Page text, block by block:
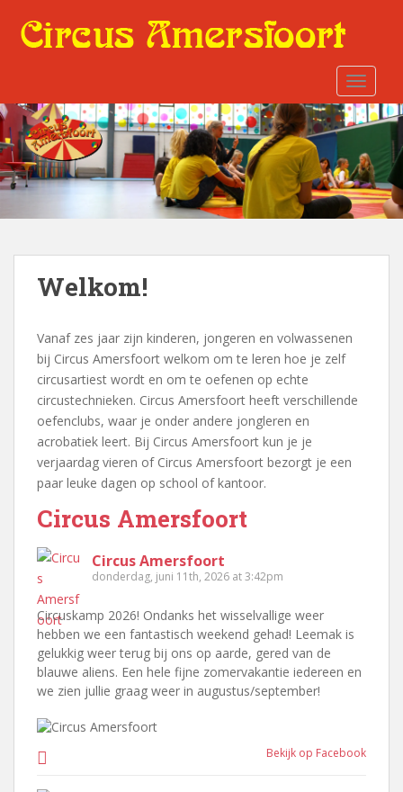
o
m
a
i
n
c
Welkom!
Vanaf zes jaar zijn kinderen, jongeren en volwassenen
bij Circus Amersfoort welkom om te leren hoe je zelf
circusartiest wordt en om te oefenen op echte
circustechnieken. Circus Amersfoort heeft verschillende
oefenclubs, waar je onder andere jongleren en
acrobatiek leert. Bij Circus Amersfoort kun je je
verjaardag vieren of Circus Amersfoort bezorgt je een
paar leuke dagen op school of kantoor.
Circus Amersfoort
Circus Amersfoort
donderdag, juni 11th, 2026 at 3:42pm
Circuskamp 2026! Ondanks het wisselvallige weer
hebben we een fantastisch weekend gehad! Leemak is
gelukkig weer terug bij ons op aarde, gered van de
blauwe aliens. Een hele fijne zomervakantie iedereen en
we zien jullie graag weer in augustus/september!
Bekijk op Facebook